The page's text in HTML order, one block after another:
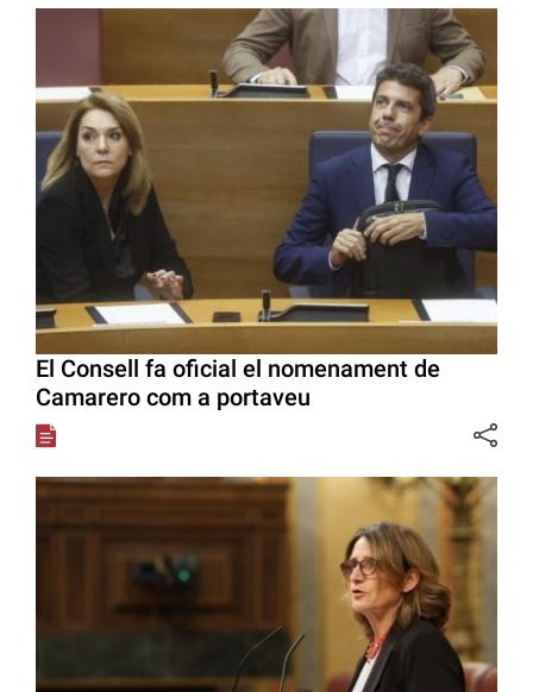
El Consell fa oficial el nomenament de
Camarero com a portaveu